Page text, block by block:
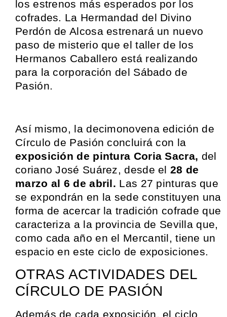
los estrenos más esperados por los
cofrades. La Hermandad del Divino
Perdón de Alcosa estrenará un nuevo
paso de misterio que el taller de los
Hermanos Caballero está realizando
para la corporación del Sábado de
Pasión.
Así mismo, la decimonovena edición de
Círculo de Pasión concluirá con la
exposición de pintura Coria Sacra, del
coriano José Suárez, desde el 28 de
marzo al 6 de abril. Las 27 pinturas que
se expondrán en la sede constituyen una
forma de acercar la tradición cofrade que
caracteriza a la provincia de Sevilla que,
como cada año en el Mercantil, tiene un
espacio en este ciclo de exposiciones.
OTRAS ACTIVIDADES DEL
CÍRCULO DE PASIÓN
Además de cada exposición, el ciclo